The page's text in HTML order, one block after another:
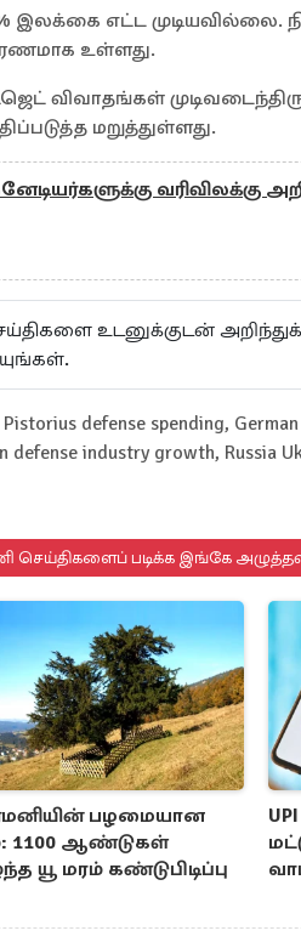
எட்ட முடியவில்லை.
உள்ளது.
விவாதங்கள்
மறுத்துள்ளது.
வரிவிலக்கு
உடனுக்குடன்
defense spending,
defense industry growth, Russia
செய்திகளைப் படிக்க இங்கே
பழமையான
1100 ஆண்டுகள்
யூ மரம் கண்டுபிடிப்பு